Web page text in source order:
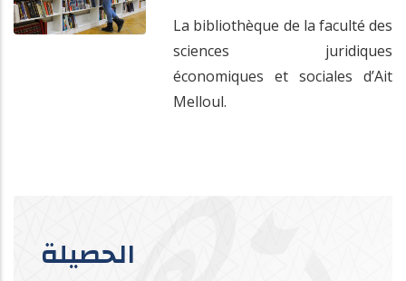
La bibliothèque de la faculté des
sciences juridiques
économiques et sociales d’Ait
Melloul.
الحصيلة